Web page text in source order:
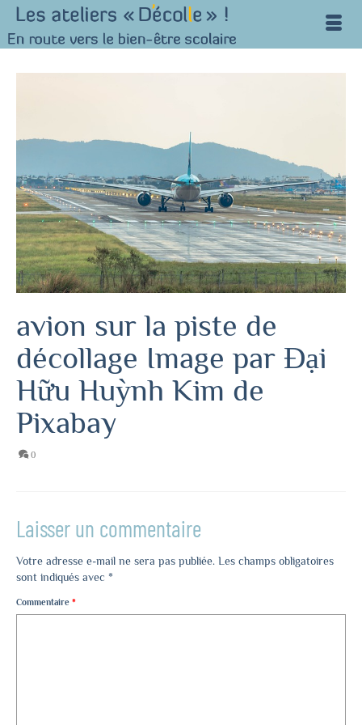
avion sur la piste de
décollage Image par Đại
Hữu Huỳnh Kim de
Pixabay
0
Laisser un commentaire
Votre adresse e-mail ne sera pas publiée. Les champs obligatoires
sont indiqués avec *
Commentaire *